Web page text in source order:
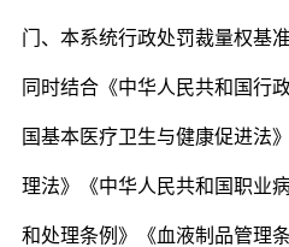
门、本系统行政处罚裁量权基
同时结合《中华人民共和国行
国基本医疗卫生与健康促进法
理法》《中华人民共和国职业
和处理条例》《血液制品管理